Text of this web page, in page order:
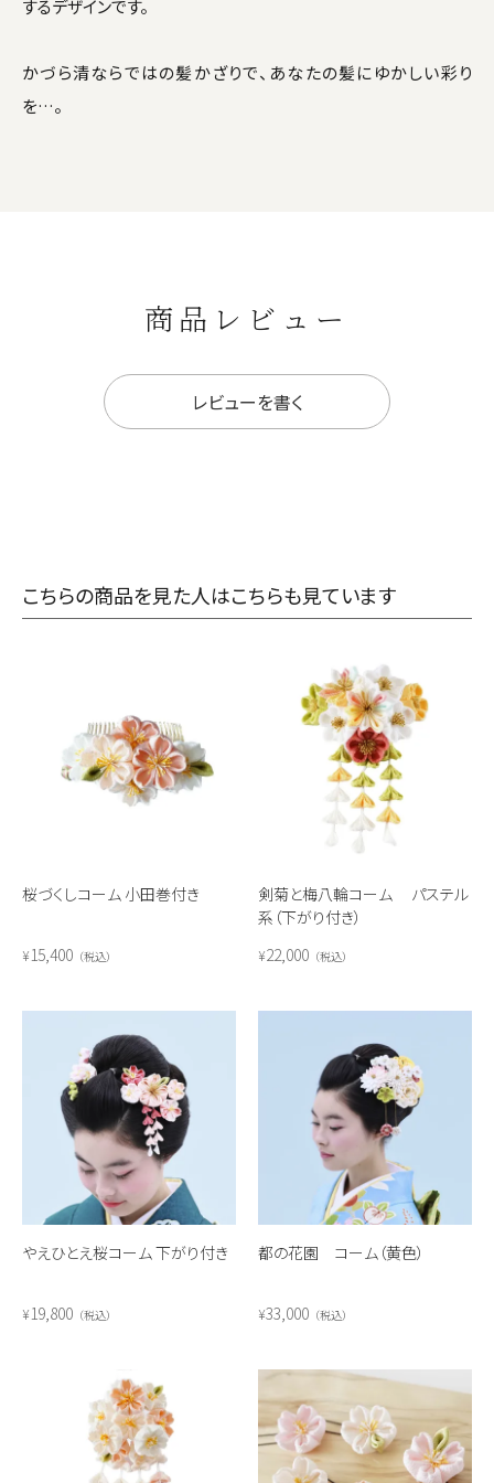
するデザインです。
かづら清ならではの髪かざりで、あなたの髪にゆかしい彩り
を…。
商品レビュー
レビューを書く
こちらの商品を見た人はこちらも見ています
桜づくしコーム 小田巻付き
¥15,400 税込
剣菊と梅八輪コーム パステル
系（下がり付き）
¥22,000 税込
やえひとえ桜コーム 下がり付き
¥19,800 税込
都の花園 コーム（黄色）
¥33,000 税込